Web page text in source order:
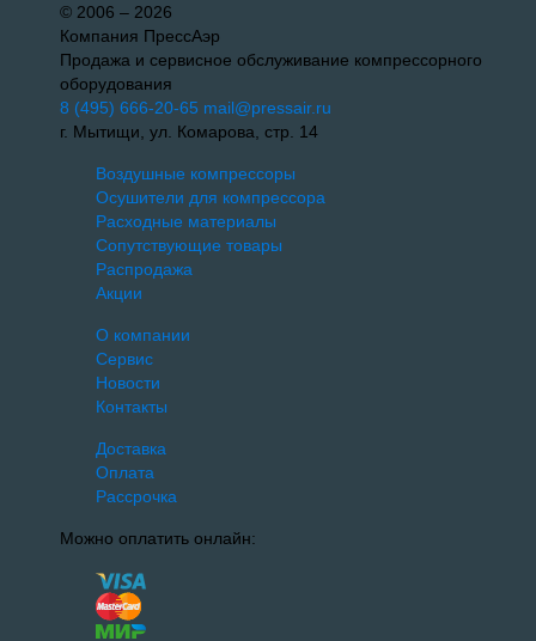
© 2006 – 2026
Компания ПрессАэр
Продажа и сервисное обслуживание компрессорного
оборудования
8 (495) 666-20-65 mail@pressair.ru
г. Мытищи, ул. Комарова, стр. 14
Воздушные компрессоры
Осушители для компрессора
Расходные материалы
Сопутствующие товары
Распродажа
Акции
О компании
Сервис
Новости
Контакты
Доставка
Оплата
Рассрочка
Можно оплатить онлайн: